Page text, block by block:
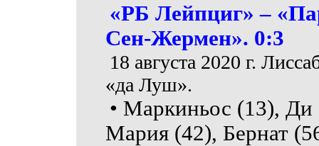
«РБ Лейпциг» –
Сен-Жермен». 0:3
18 августа 2020 г.
«да Луш».
• Маркиньос (13), Ди
Мария (42), Бернат